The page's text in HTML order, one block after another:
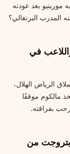
بعد عودته
المدرب البرتغالي؟
في
الرياض الهلال،
مالكوم موقفًا
بفراقته.
بتروجت من